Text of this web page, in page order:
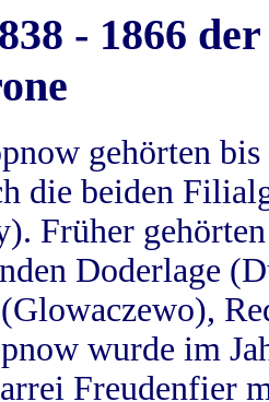
- 1866
gehörten
die beiden
Früher
Doderlage
wurde im
Freudenfier